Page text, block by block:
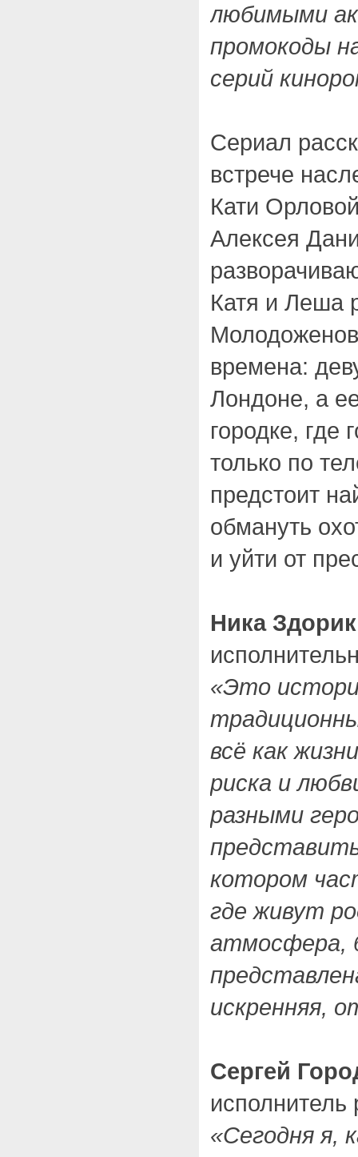
любимыми
промокоды
серий
Сериал
встрече
Кати
Алексея
Катя и Леша
времена:
Лондоне, а
городке, где
только по
предстоит
обмануть
и уйти от
Ника Здорик
«Это
всё как
риска и
разными
котором
где живут
атмосфера,
искренняя,
Сергей
исполнитель
«Сегодня я,